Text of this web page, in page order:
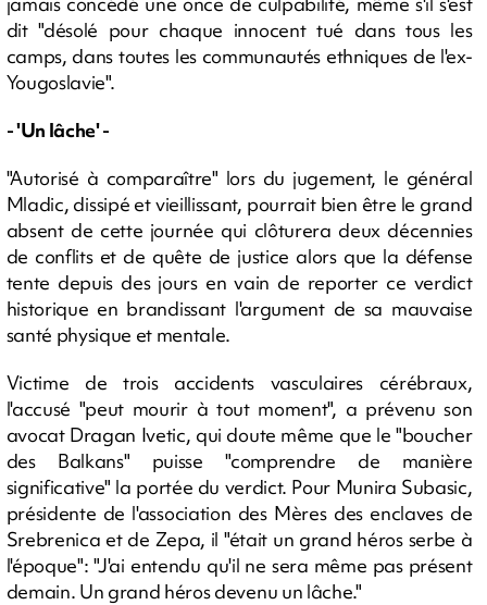
dit "désolé pour chaque innocent tué dans tous les
camps, dans toutes les communautés ethniques de l'ex-
Yougoslavie".
- 'Un lâche' -
"Autorisé à comparaître" lors du jugement, le général
Mladic, dissipé et vieillissant, pourrait bien être le grand
absent de cette journée qui clôturera deux décennies
de conflits et de quête de justice alors que la défense
tente depuis des jours en vain de reporter ce verdict
historique en brandissant l'argument de sa mauvaise
santé physique et mentale.
Victime de trois accidents vasculaires cérébraux,
l'accusé "peut mourir à tout moment", a prévenu son
avocat Dragan Ivetic, qui doute même que le "boucher
des Balkans" puisse "comprendre de manière
significative" la portée du verdict. Pour Munira Subasic,
présidente de l'association des Mères des enclaves de
Srebrenica et de Zepa, il "était un grand héros serbe à
l'époque": "J'ai entendu qu'il ne sera même pas présent
demain. Un grand héros devenu un lâche."